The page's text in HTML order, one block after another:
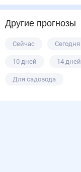
Другие прогнозы
Сейчас Сегодня
10 дней 14 дней
Для садовода